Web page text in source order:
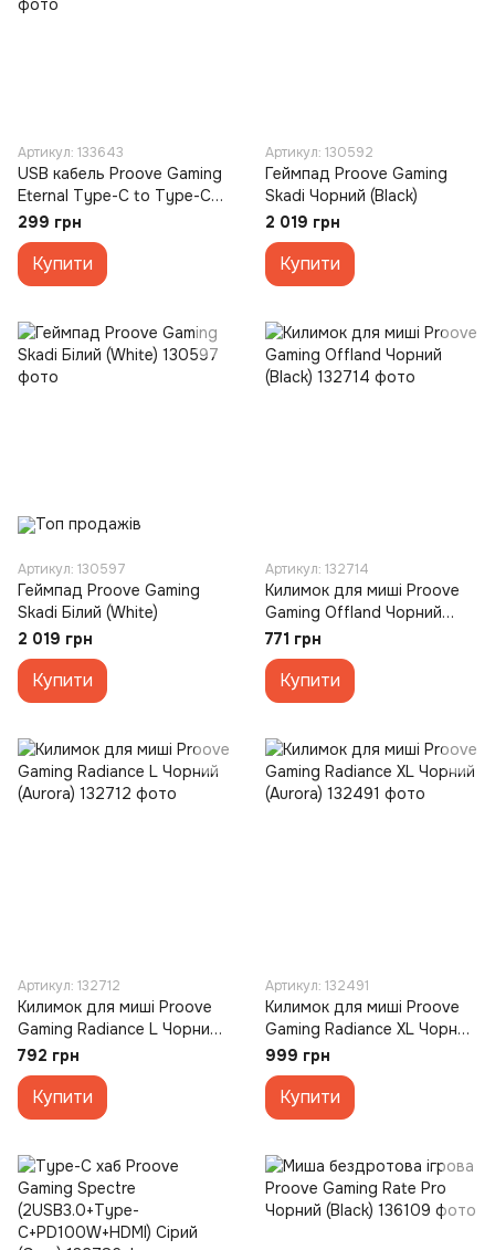
Артикул: 133643
USB кабель Proove Gaming
Eternal Type-C to Type-C
60W 1м Фіолетовий (Purple)
299 грн
Купити
Артикул: 130592
Геймпад Proove Gaming
Skadi Чорний (Black)
2 019 грн
Купити
Артикул: 130597
Геймпад Proove Gaming
Skadi Білий (White)
2 019 грн
Купити
Артикул: 132714
Килимок для миші Proove
Gaming Offland Чорний
(Black)
771 грн
Купити
Артикул: 132712
Килимок для миші Proove
Gaming Radiance L Чорний
(Aurora)
792 грн
Купити
Артикул: 132491
Килимок для миші Proove
Gaming Radiance XL Чорний
(Aurora)
999 грн
Купити